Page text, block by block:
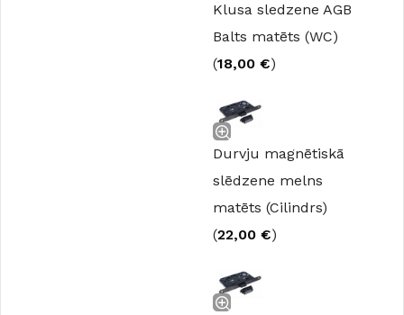
Klusa sledzene AGB
Balts matēts (WC)
(18,00 €)
Durvju magnētiskā
slēdzene melns
matēts (Cilindrs)
(22,00 €)